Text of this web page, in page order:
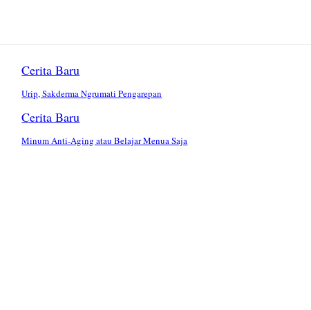
Cerita Baru
Urip, Sakderma Ngrumati Pengarepan
Cerita Baru
Minum Anti-Aging atau Belajar Menua Saja